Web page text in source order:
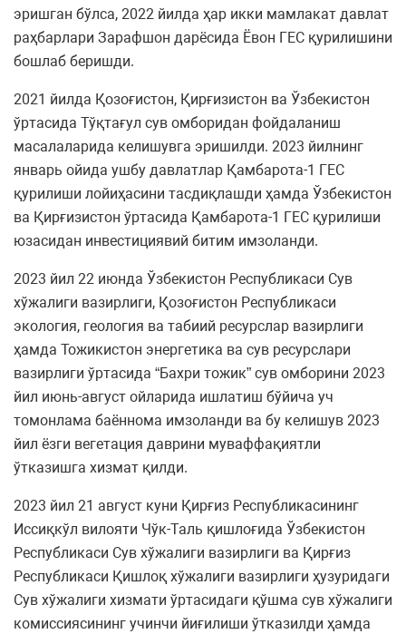
эришган бўлса, 2022 йилда ҳар икки мамлакат давлат
раҳбарлари Зарафшон дарёсида Ёвон ГEС қурилишини
бошлаб беришди.
2021 йилда Қозоғистон, Қирғизистон ва Ўзбекистон
ўртасида Тўқтағул сув омборидан фойдаланиш
масалаларида келишувга эришилди. 2023 йилнинг
январь ойида ушбу давлатлар Қамбарота-1 ГEС
қурилиши лойиҳасини тасдиқлашди ҳамда Ўзбекистон
ва Қирғизистон ўртасида Қамбарота-1 ГEС қурилиши
юзасидан инвестициявий битим имзоланди.
2023 йил 22 июнда Ўзбекистон Республикаси Сув
хўжалиги вазирлиги, Қозоғистон Республикаси
экология, геология ва табиий ресурслар вазирлиги
ҳамда Тожикистон энергетика ва сув ресурслари
вазирлиги ўртасида “Бахри тожик” сув омборини 2023
йил июнь-август ойларида ишлатиш бўйича уч
томонлама баённома имзоланди ва бу келишув 2023
йил ёзги вегетация даврини муваффақиятли
ўтказишга хизмат қилди.
2023 йил 21 август куни Қирғиз Республикасининг
Иссиқкўл вилояти Чўк-Таль қишлоғида Ўзбекистон
Республикаси Сув хўжалиги вазирлиги ва Қирғиз
Республикаси Қишлоқ хўжалиги вазирлиги ҳузуридаги
Сув хўжалиги хизмати ўртасидаги қўшма сув хўжалиги
комиссиясининг учинчи йиғилиши ўтказилди ҳамда